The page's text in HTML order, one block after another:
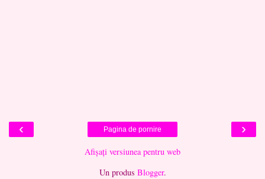
‹ ›
Pagina de pornire
Afișați versiunea pentru web
Un produs Blogger.